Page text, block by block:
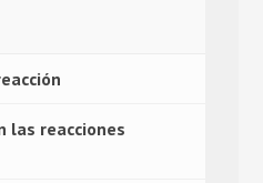
las reacciones